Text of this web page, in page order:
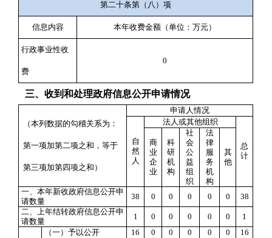
第二十条第（八）项
信息内容 本年收费金额（单位：万元）
行政事业性收
费
0
三、收到和处理政府信息公开申请情况
（本列数据的勾稽关系为：
第一项加第二项之和，等于
第三项加第四项之和）
申请人情况
自
然
人
法人或其他组织
总
计
商
业
企
业
科
研
机
构
社
会
公
益
组
织
法
律
服
务
机
构
其
他
一、本年新收政府信息公开申
请数量
38 0 0 0 0 0
38
二、上年结转政府信息公开申
请数量
1 0 0 0 0 0 1
（一）予以公开 16 0 0 0 0 0 16